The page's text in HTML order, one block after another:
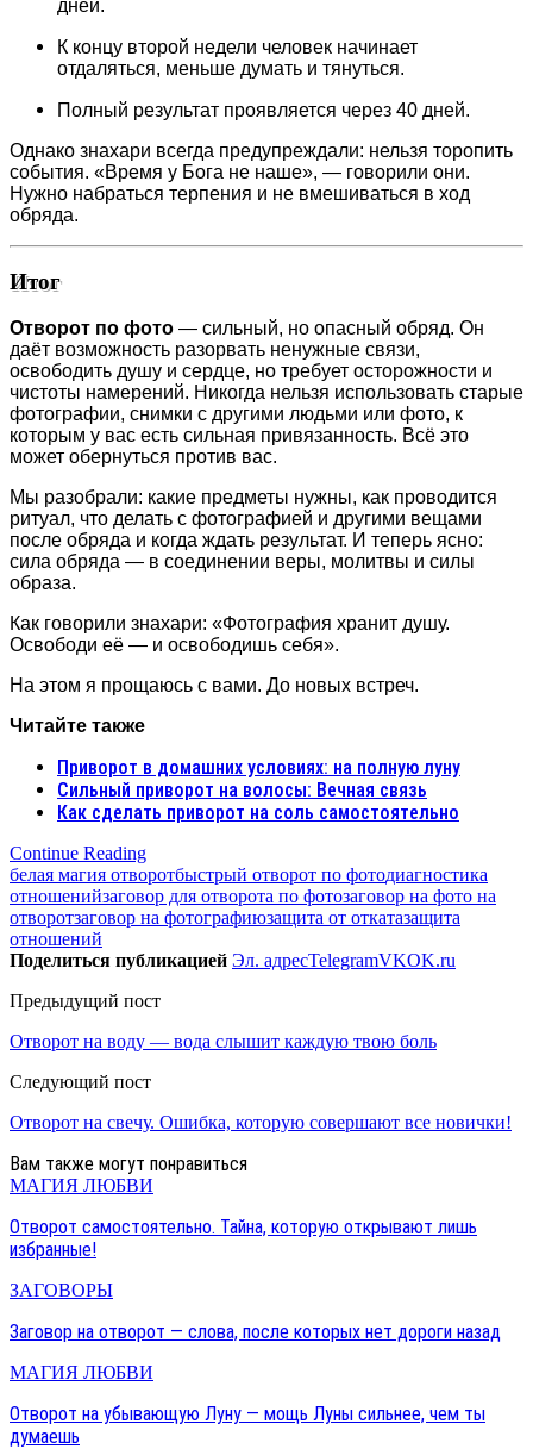
дней.
К концу второй недели человек начинает
отдаляться, меньше думать и тянуться.
Полный результат проявляется через 40 дней.
Однако знахари всегда предупреждали: нельзя торопить
события. «Время у Бога не наше», — говорили они.
Нужно набраться терпения и не вмешиваться в ход
обряда.
Итог
Отворот по фото — сильный, но опасный обряд. Он
даёт возможность разорвать ненужные связи,
освободить душу и сердце, но требует осторожности и
чистоты намерений. Никогда нельзя использовать старые
фотографии, снимки с другими людьми или фото, к
которым у вас есть сильная привязанность. Всё это
может обернуться против вас.
Мы разобрали: какие предметы нужны, как проводится
ритуал, что делать с фотографией и другими вещами
после обряда и когда ждать результат. И теперь ясно:
сила обряда — в соединении веры, молитвы и силы
образа.
Как говорили знахари: «Фотография хранит душу.
Освободи её — и освободишь себя».
На этом я прощаюсь с вами. До новых встреч.
Читайте также
Приворот в домашних условиях: на полную луну
Сильный приворот на волосы: Вечная связь
Как сделать приворот на соль самостоятельно
Continue Reading
белая магия отворотбыстрый отворот по фотодиагностика
отношенийзаговор для отворота по фотозаговор на фото на
отворотзаговор на фотографиюзащита от откатазащита
отношений
Поделиться публикацией Эл. адресTelegramVKOK.ru
Предыдущий пост
Отворот на воду — вода слышит каждую твою боль
Следующий пост
Отворот на свечу. Ошибка, которую совершают все новички!
Вам также могут понравиться
МАГИЯ ЛЮБВИ
Отворот самостоятельно. Тайна, которую открывают лишь
избранные!
ЗАГОВОРЫ
Заговор на отворот — слова, после которых нет дороги назад
МАГИЯ ЛЮБВИ
Отворот на убывающую Луну — мощь Луны сильнее, чем ты
думаешь